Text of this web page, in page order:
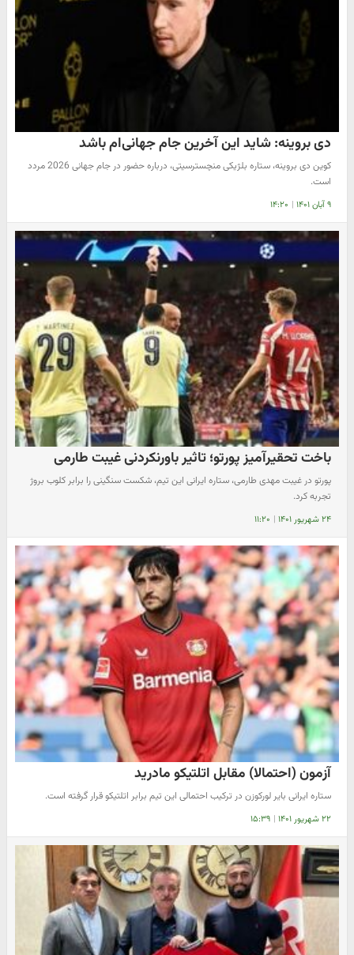
دی بروینه: شاید این آخرین جام جهانی‌ام باشد
کوین دی بروینه، ستاره بلژیکی منچسترسیتی، درباره حضور در جام جهانی 2026 مردد
است.
۹ آبان ۱۴۰۱ | ۱۴:۲۰
باخت تحقیرآمیز پورتو؛ تاثیر باورنکردنی غیبت طارمی
پورتو در غیبت مهدی طارمی، ستاره ایرانی این تیم، شکست سنگینی را برابر کلوب بروژ
تجربه کرد.
۲۴ شهریور ۱۴۰۱ | ۱۱:۲۰
آزمون (احتمالا) مقابل اتلتیکو مادرید
ستاره ایرانی بایر لورکوزن در ترکیب احتمالی این تیم برابر اتلتیکو قرار گرفته است.
۲۲ شهریور ۱۴۰۱ | ۱۵:۳۹